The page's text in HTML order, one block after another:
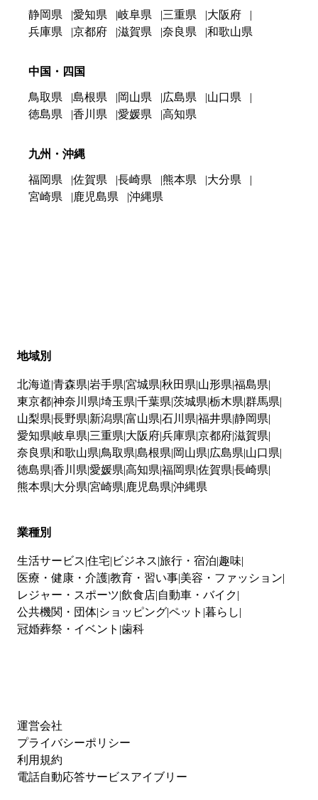
静岡県 愛知県 岐阜県 三重県
大阪府
兵庫県
京都府 滋賀県 奈良県 和歌山県
中国・四国
鳥取県 島根県 岡山県 広島県
山口県
徳島県
香川県 愛媛県 高知県
九州・沖縄
福岡県 佐賀県 長崎県 熊本県
大分県
宮崎県
鹿児島県 沖縄県
地域別
北海道 青森県 岩手県 宮城県 秋田県 山形県 福島県
東京都神奈川県 埼玉県 千葉県 茨城県 栃木県 群馬県
山梨県 長野県 新潟県 富山県 石川県 福井県 静岡県
愛知県 岐阜県 三重県 大阪府兵庫県 京都府滋賀県
奈良県 和歌山県 鳥取県 島根県 岡山県 広島県 山口県
徳島県 香川県 愛媛県 高知県 福岡県 佐賀県 長崎県
熊本県 大分県 宮崎県 鹿児島県 沖縄県
業種別
生活サービス 住宅 ビジネス 旅行・宿泊 趣味
医療・健康・介護教育・習い事 美容・ファッション
レジャー・スポーツ 飲食店 自動車・バイク
公共機関・団体 ショッピングペット 暮らし
冠婚葬祭・イベント 歯科
運営会社
プライバシーポリシー
利用規約
電話自動応答サービスアイブリー